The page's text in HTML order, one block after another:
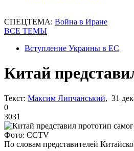
СПЕЦТЕМА: Война в Иране
ВСЕ ТЕМЫ
Вступление Украины в ЕС
Китай
Текст: Максим Липчанський, 31
0
3031
Фото: CCTV
По словам представителей